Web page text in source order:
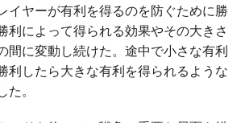
イヤーが有利を得るのを防ぐために勝
利によって得られる効果やその大きさ
間に変動し続けた。途中で小さな有利
利したら大きな有利を得られるような
。